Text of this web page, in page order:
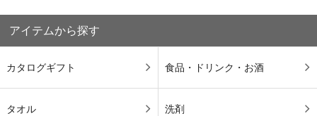
アイテムから探す
カタログギフト 食品・ドリンク・お酒
タオル 洗剤